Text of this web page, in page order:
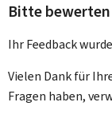
Bitte
Ihr Feedback wurde
Vielen Dank für
Fragen haben,